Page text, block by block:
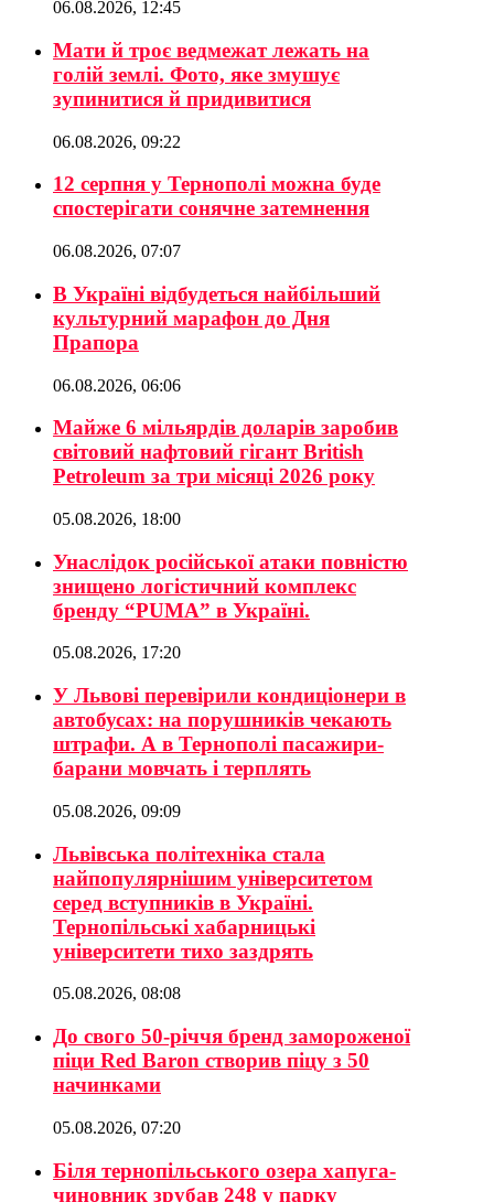
06.08.2026, 12:45
Мати й троє ведмежат лежать на
голій землі. Фото, яке змушує
зупинитися й придивитися
06.08.2026, 09:22
12 серпня у Тернополі можна буде
спостерігати сонячне затемнення
06.08.2026, 07:07
В Україні відбудеться найбільший
культурний марафон до Дня
Прапора
06.08.2026, 06:06
Майже 6 мільярдів доларів заробив
світовий нафтовий гігант British
Petroleum за три місяці 2026 року
05.08.2026, 18:00
Унаслідок російської атаки повністю
знищено логістичний комплекс
бренду “PUMA” в Україні.
05.08.2026, 17:20
У Львові перевірили кондиціонери в
автобусах: на порушників чекають
штрафи. А в Тернополі пасажири-
барани мовчать і терплять
05.08.2026, 09:09
Львівська політехніка стала
найпопулярнішим університетом
серед вступників в Україні.
Тернопільські хабарницькі
університети тихо заздрять
05.08.2026, 08:08
До свого 50-річчя бренд замороженої
піци Red Baron створив піцу з 50
начинками
05.08.2026, 07:20
Біля тернопільського озера хапуга-
чиновник зрубав 248 у парку